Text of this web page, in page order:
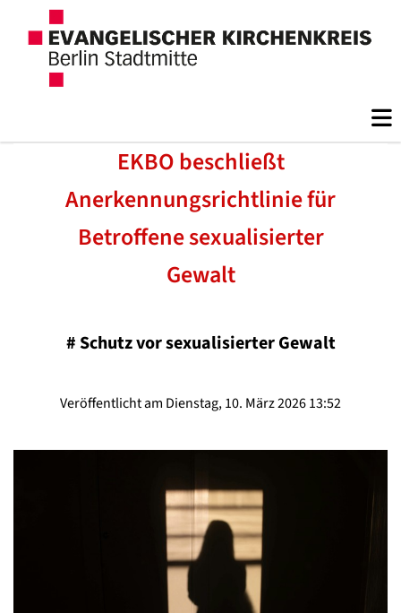
EKBO beschließt
Anerkennungsrichtlinie für
Betroffene sexualisierter
Gewalt
# Schutz vor sexualisierter Gewalt
Veröffentlicht am Dienstag, 10. März 2026 13:52